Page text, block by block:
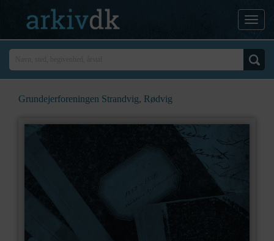
Grundejerforeningen Strandvig, Rødvig